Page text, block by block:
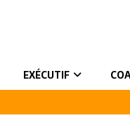
EXÉCUTIF